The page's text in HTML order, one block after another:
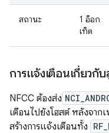
สถานะ
1 อ็อก
เท็ต
การแจ้งเตือนเกี่ยวกับ
NFCC ต้องส่ง
เตือนไปยังโฮสต์ หลังจาก
สร้างการแจ้งเตือนทั้ง